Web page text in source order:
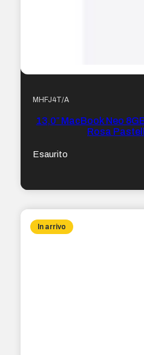
MHFJ4T/A
13,0″ MacBook Neo
Rosa
Esaurito
In arrivo